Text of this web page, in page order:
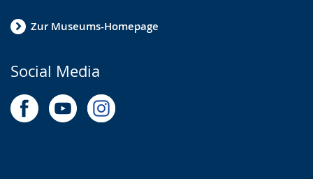
Zur Museums-Homepage
Social Media